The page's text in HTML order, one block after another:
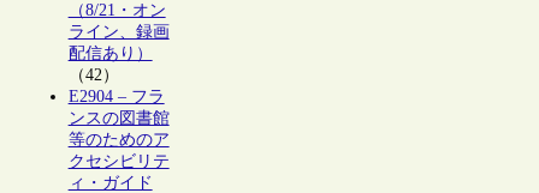
（8/21・オン
ライン、録画
配信あり）
（42）
E2904 – フラ
ンスの図書館
等のためのア
クセシビリテ
ィ・ガイド